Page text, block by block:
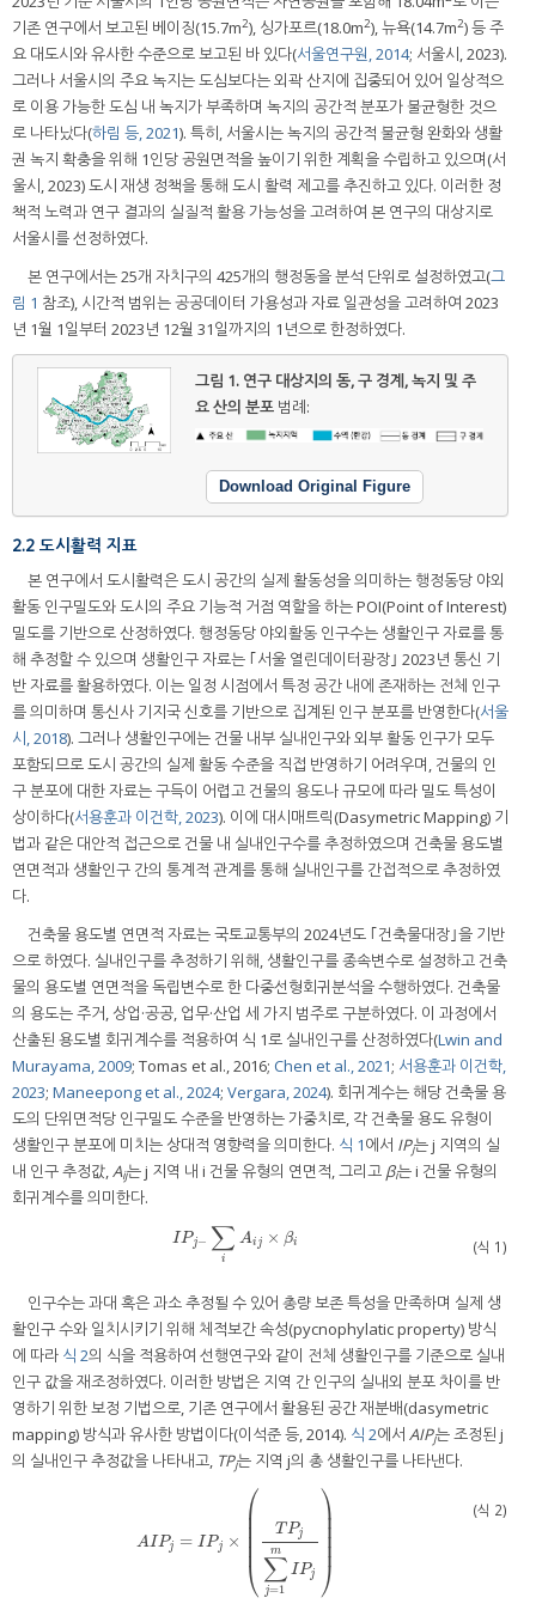
기존 연구에서 보고된 베이징(15.7m2), 싱가포르(18.0m2), 뉴욕(14.7m2) 등 주
요 대도시와 유사한 수준으로 보고된 바 있다(서울연구원, 2014; 서울시, 2023).
그러나 서울시의 주요 녹지는 도심보다는 외곽 산지에 집중되어 있어 일상적으
로 이용 가능한 도심 내 녹지가 부족하며 녹지의 공간적 분포가 불균형한 것으
로 나타났다(하림 등, 2021). 특히, 서울시는 녹지의 공간적 불균형 완화와 생활
권 녹지 확충을 위해 1인당 공원면적을 높이기 위한 계획을 수립하고 있으며(서
울시, 2023) 도시 재생 정책을 통해 도시 활력 제고를 추진하고 있다. 이러한 정
책적 노력과 연구 결과의 실질적 활용 가능성을 고려하여 본 연구의 대상지로
서울시를 선정하였다.
본 연구에서는 25개 자치구의 425개의 행정동을 분석 단위로 설정하였고(그
림 1 참조), 시간적 범위는 공공데이터 가용성과 자료 일관성을 고려하여 2023
년 1월 1일부터 2023년 12월 31일까지의 1년으로 한정하였다.
그림 1. 연구 대상지의 동, 구 경계, 녹지 및 주
요 산의 분포 범례:
Download Original Figure
2.2 도시활력 지표
본 연구에서 도시활력은 도시 공간의 실제 활동성을 의미하는 행정동당 야외
활동 인구밀도와 도시의 주요 기능적 거점 역할을 하는 POI(Point of Interest)
밀도를 기반으로 산정하였다. 행정동당 야외활동 인구수는 생활인구 자료를 통
해 추정할 수 있으며 생활인구 자료는 ｢서울 열린데이터광장｣ 2023년 통신 기
반 자료를 활용하였다. 이는 일정 시점에서 특정 공간 내에 존재하는 전체 인구
를 의미하며 통신사 기지국 신호를 기반으로 집계된 인구 분포를 반영한다(서울
시, 2018). 그러나 생활인구에는 건물 내부 실내인구와 외부 활동 인구가 모두
포함되므로 도시 공간의 실제 활동 수준을 직접 반영하기 어려우며, 건물의 인
구 분포에 대한 자료는 구득이 어렵고 건물의 용도나 규모에 따라 밀도 특성이
상이하다(서용훈과 이건학, 2023). 이에 대시매트릭(Dasymetric Mapping) 기
법과 같은 대안적 접근으로 건물 내 실내인구수를 추정하였으며 건축물 용도별
연면적과 생활인구 간의 통계적 관계를 통해 실내인구를 간접적으로 추정하였
다.
건축물 용도별 연면적 자료는 국토교통부의 2024년도 ｢건축물대장｣을 기반
으로 하였다. 실내인구를 추정하기 위해, 생활인구를 종속변수로 설정하고 건축
물의 용도별 연면적을 독립변수로 한 다중선형회귀분석을 수행하였다. 건축물
의 용도는 주거, 상업·공공, 업무·산업 세 가지 범주로 구분하였다. 이 과정에서
산출된 용도별 회귀계수를 적용하여 식 1로 실내인구를 산정하였다(Lwin and
Murayama, 2009; Tomas et al., 2016; Chen et al., 2021; 서용훈과 이건학,
2023; Maneepong et al., 2024; Vergara, 2024). 회귀계수는 해당 건축물 용
도의 단위면적당 인구밀도 수준을 반영하는 가중치로, 각 건축물 용도 유형이
생활인구 분포에 미치는 상대적 영향력을 의미한다. 식 1에서 IPj는 j 지역의 실
내 인구 추정값,Aij는 j 지역 내 i 건물 유형의 연면적, 그리고 βi는 i 건물 유형의
회귀계수를 의미한다.
IPj− ∑
i
Ai j × βi
IP j−∑ i Aij×β i (식 1)
인구수는 과대 혹은 과소 추정될 수 있어 총량 보존 특성을 만족하며 실제 생
활인구 수와 일치시키기 위해 체적보간 속성(pycnophylatic property) 방식
에 따라 식 2의 식을 적용하여 선행연구와 같이 전체 생활인구를 기준으로 실내
인구 값을 재조정하였다. 이러한 방법은 지역 간 인구의 실내외 분포 차이를 반
영하기 위한 보정 기법으로, 기존 연구에서 활용된 공간 재분배(dasymetric
mapping) 방식과 유사한 방법이다(이석준 등, 2014). 식 2에서 AIPj는 조정된 j
의 실내인구 추정값을 나타내고, TPj는 지역 j의 총 생활인구를 나타낸다.
AIPj = IPj ×
⎛
⎝
⎜
⎜⎜⎜⎜
T Pj
∑
j=1
m
IPj
⎞
⎠
⎟⎟⎟⎟⎟
A Pj=IPj× TP ∑ =1mIPj
(식 2)